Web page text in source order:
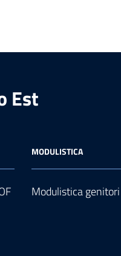
Est
MODULISTICA
Modulistica genitori